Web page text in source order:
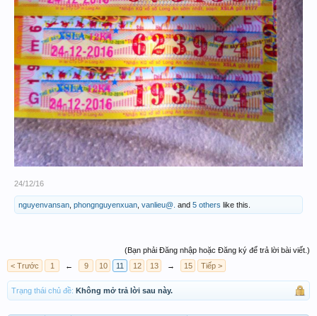
24/12/16
nguyenvansan phongnguyenxuan vanlieu@. and 5 others like this.
(Bạn phải Đăng nhập hoặc Đăng ký để trả lời bài viết.)
< Trước
1 ← 9 10 11 12 13 → 15 Tiếp >
Trạng thái chủ đề: Không mở trả lời sau này.